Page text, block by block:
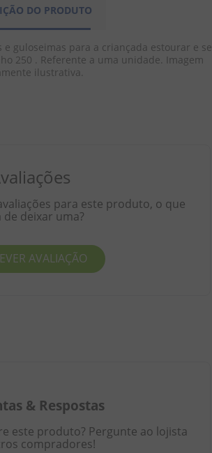
DO PRODUTO
guloseimas para a criançada estourar e se
250 . Referente a uma unidade. Imagem
ilustrativa.
para este produto, o que
de deixar uma?
AVALIAÇÃO
& Respostas
este produto? Pergunte ao lojista
compradores!